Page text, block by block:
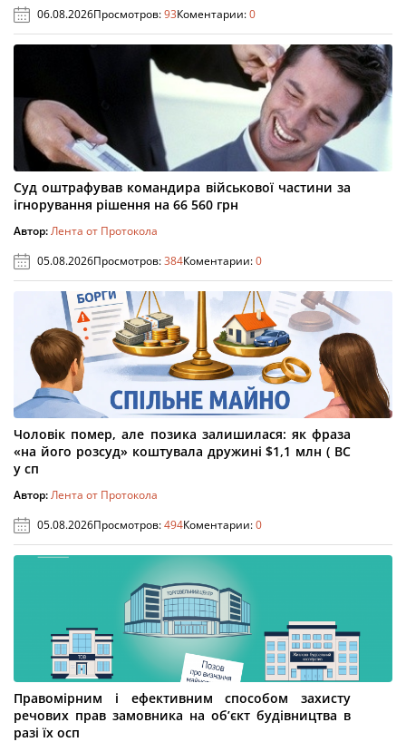
06.08.2026Просмотров:93Коментарии:0
Суд оштрафував командира військової частини за
ігнорування рішення на 66 560 грн
Автор:Лента от Протокола
05.08.2026Просмотров:384Коментарии:0
Чоловік помер, але позика залишилася: як фраза
«на його розсуд» коштувала дружині $1,1 млн ( ВС
у сп
Автор:Лента от Протокола
05.08.2026Просмотров:494Коментарии:0
Правомірним і ефективним способом захисту
речових прав замовника на об’єкт будівництва в
разі їх осп